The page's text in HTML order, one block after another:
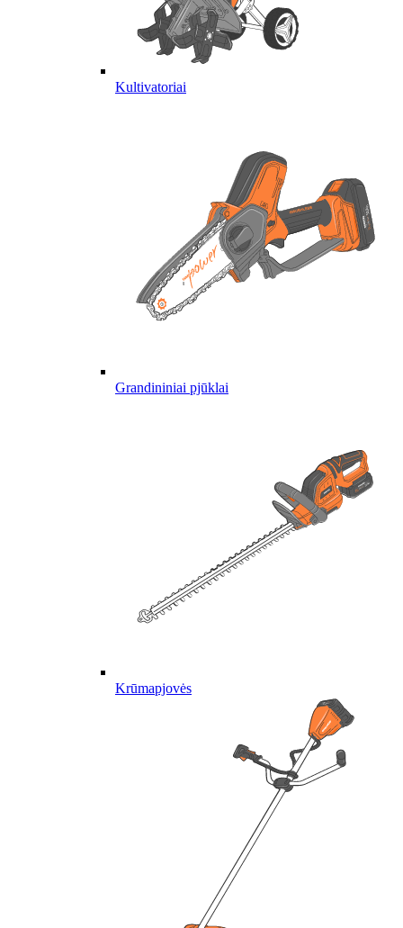
Kultivatoriai
Grandininiai pjūklai
Krūmapjovės